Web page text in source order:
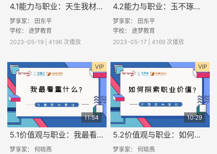
4.1能力与职业：天生我材必有用
梦享家： 田东平
学校： 途梦教育
2023-05-19 | 4196 次播放
4.2能力与职业：玉不琢不成器
梦享家： 田东平
学校： 途梦教育
2023-05-17 | 4169 次播放
VIP
11:54
5.1价值观与职业：我最看重什么？
梦享家： 何晓燕
VIP
10:29
5.2价值观与职业：如何探索职业价值？
梦享家： 何晓燕